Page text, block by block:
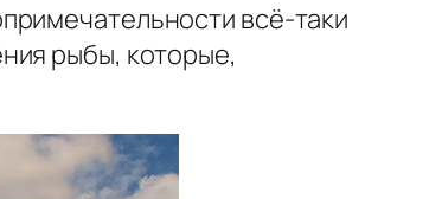
всё-таки
рыбы, которые,